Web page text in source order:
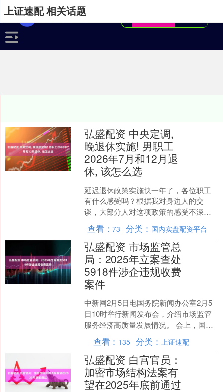
上证速配 相关话题
弘盛配资 中央定调,
晚退休实施! 男职工
2026年7月和12月退
休, 该怎么选
延迟退休政策实施快一年了，各位职工
有什么感受吗？根据我对身边人的交
谈，大部分人对这项政策的感受不深，
究其原因有二。 一是还没到退休年龄，
中青年退休是二、三十年后....
查看：73 分类： 国内实盘配资平台
弘盛配资 市场监管总
局：2025年立案查处
5918件涉企违规收费
案件
中新网2月5日电国务院新闻办公室2月5
日10时举行新闻发布会，介绍市场监管
服务经济高质量发展情况。 会上，国家
市场监督管理总局价格监督检查和反不
正当竞争局局长姚....
查看： 135 分类：上证速配
弘盛配资 白宫官员：
加密市场结构法案有
望在2025年底前通过